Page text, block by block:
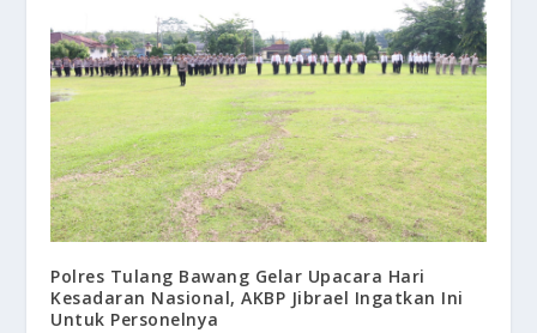
Polres Tulang Bawang Gelar Upacara Hari
Kesadaran Nasional, AKBP Jibrael Ingatkan Ini
Untuk Personelnya